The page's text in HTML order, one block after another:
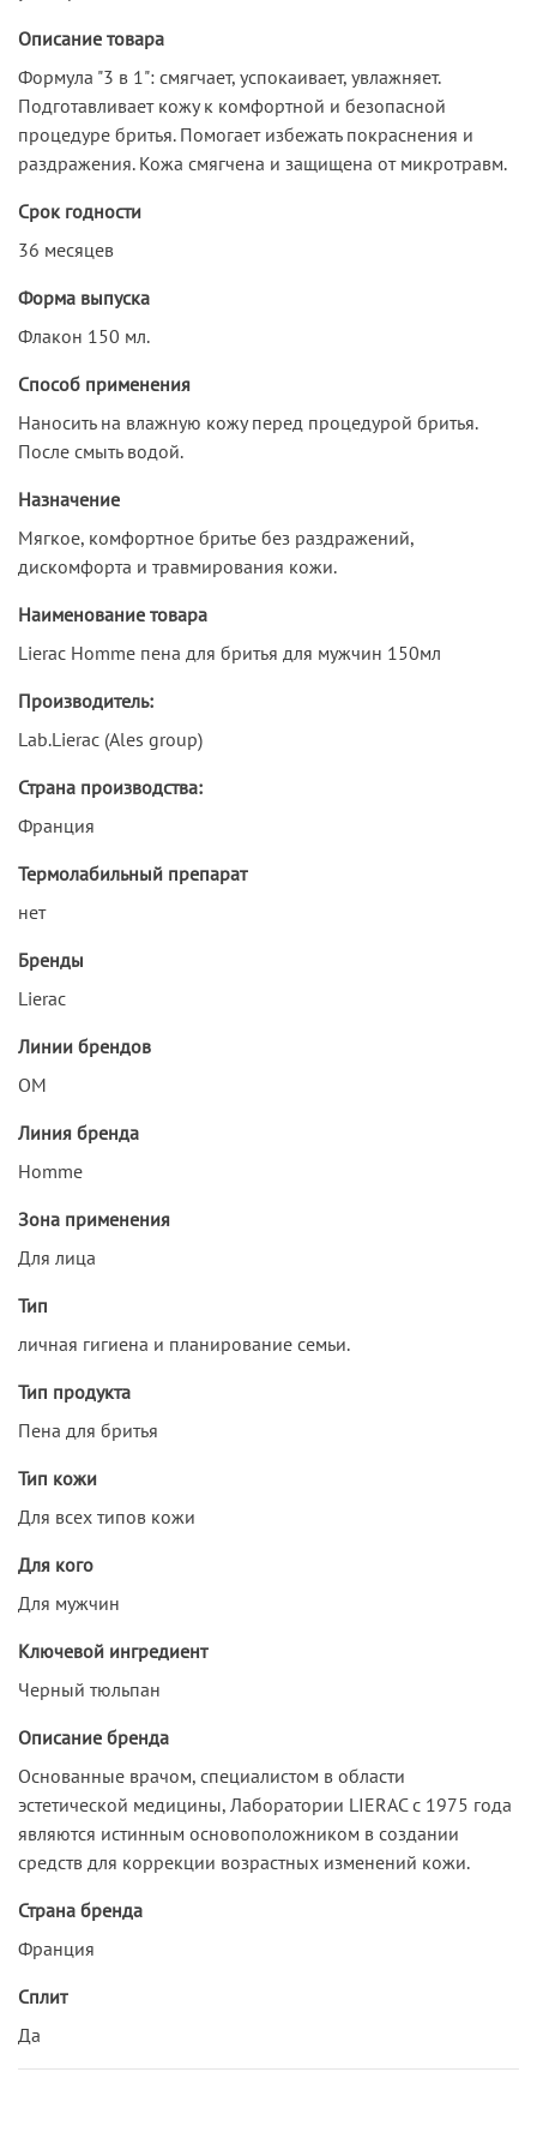
Описание товара
Формула "3 в 1": смягчает, успокаивает, увлажняет.
Подготавливает кожу к комфортной и безопасной
процедуре бритья. Помогает избежать покраснения и
раздражения. Кожа смягчена и защищена от микротравм.
Срок годности
36 месяцев
Форма выпуска
Флакон 150 мл.
Способ применения
Наносить на влажную кожу перед процедурой бритья.
После смыть водой.
Назначение
Мягкое, комфортное бритье без раздражений,
дискомфорта и травмирования кожи.
Наименование товара
Lierac Homme пена для бритья для мужчин 150мл
Производитель:
Lab.Lierac (Ales group)
Страна производства:
Франция
Термолабильный препарат
нет
Бренды
Lierac
Линии брендов
ОМ
Линия бренда
Homme
Зона применения
Для лица
Тип
личная гигиена и планирование семьи.
Тип продукта
Пена для бритья
Тип кожи
Для всех типов кожи
Для кого
Для мужчин
Ключевой ингредиент
Черный тюльпан
Описание бренда
Основанные врачом, специалистом в области
эстетической медицины, Лаборатории LIERAC с 1975 года
являются истинным основоположником в создании
средств для коррекции возрастных изменений кожи.
Страна бренда
Франция
Сплит
Да